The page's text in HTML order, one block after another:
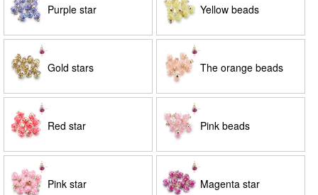
Purple star Yellow beads
Gold stars The orange beads
Red star Pink beads
Pink star Magenta star